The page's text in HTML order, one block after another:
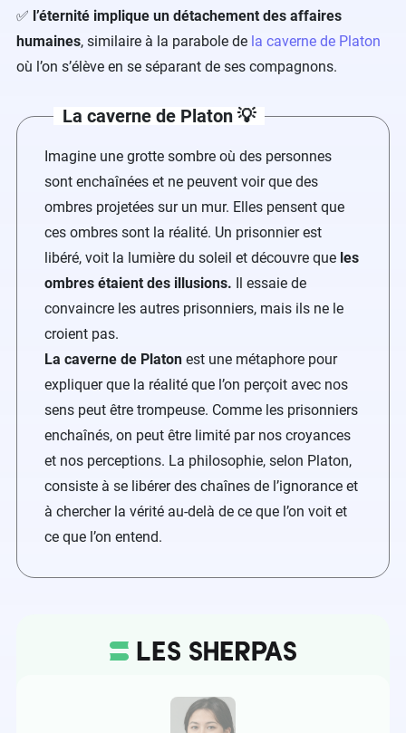
✅ l’éternité implique un détachement des affaires
humaines, similaire à la parabole de la caverne de Platon
où l’on s’élève en se séparant de ses compagnons.
La caverne de Platon 💡
Imagine une grotte sombre où des personnes
sont enchaînées et ne peuvent voir que des
ombres projetées sur un mur. Elles pensent que
ces ombres sont la réalité. Un prisonnier est
libéré, voit la lumière du soleil et découvre que les
ombres étaient des illusions. Il essaie de
convaincre les autres prisonniers, mais ils ne le
croient pas.
La caverne de Platon est une métaphore pour
expliquer que la réalité que l’on perçoit avec nos
sens peut être trompeuse. Comme les prisonniers
enchaînés, on peut être limité par nos croyances
et nos perceptions. La philosophie, selon Platon,
consiste à se libérer des chaînes de l’ignorance et
à chercher la vérité au-delà de ce que l’on voit et
ce que l’on entend.